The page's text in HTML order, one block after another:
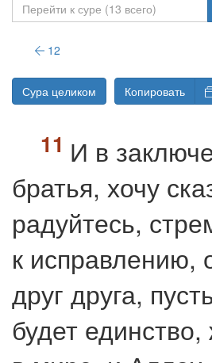
12
Сура целиком Копировать
И в
братья, хочу
радуйтесь,
к исправлению,
друг друга,
будет